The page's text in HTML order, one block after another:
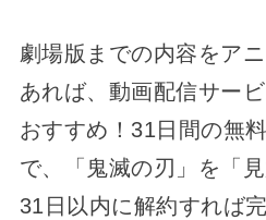
劇場版までの内容をア
あれば、動画配信サー
おすすめ！31日間の無
で、「鬼滅の刃」を「
31日以内に解約すれば